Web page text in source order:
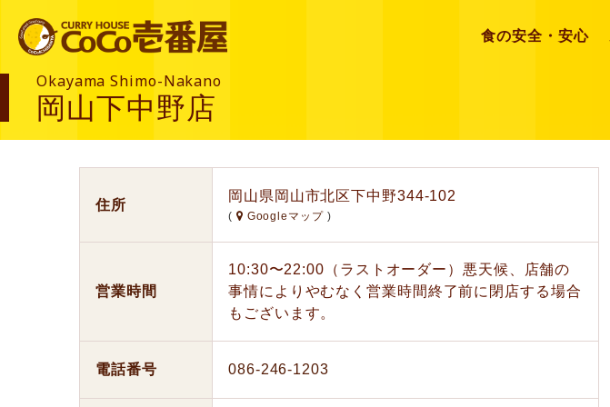
食の安全・安心
Okayama Shimo-Nakano
岡山下中野店
住所
岡山県岡山市北区下中野344-102
( Googleマップ )
営業時間
10:30〜22:00（ラストオーダー）悪天候、店舗の
事情によりやむなく営業時間終了前に閉店する場合
もございます。
電話番号 086-246-1203